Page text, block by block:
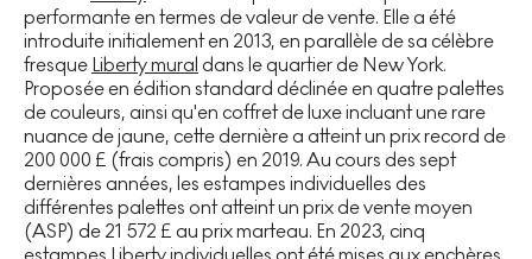
performante en termes de valeur de vente. Elle a été
introduite initialement en 2013, en parallèle de sa célèbre
fresque Liberty mural dans le quartier de New York.
Proposée en édition standard déclinée en quatre palettes
de couleurs, ainsi qu'en coffret de luxe incluant une rare
nuance de jaune, cette dernière a atteint un prix record de
200 000 £ (frais compris) en 2019. Au cours des sept
dernières années, les estampes individuelles des
différentes palettes ont atteint un prix de vente moyen
(ASP) de 21 572 £ au prix marteau. En 2023, cinq